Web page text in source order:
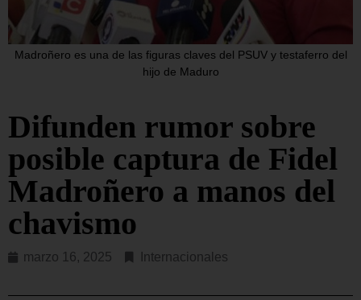
Madroñero es una de las figuras claves del PSUV y testaferro del
hijo de Maduro
Difunden rumor sobre
posible captura de Fidel
Madroñero a manos del
chavismo
marzo 16, 2025 Internacionales